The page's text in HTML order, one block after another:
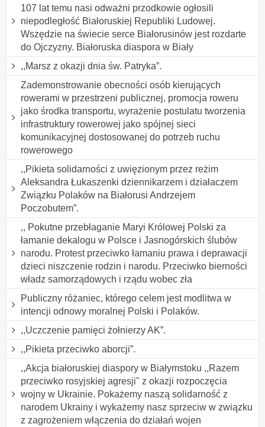
107 lat temu nasi odważni przodkowie ogłosili
niepodległość Białoruskiej Republiki Ludowej.
Wszędzie na świecie serce Białorusinów jest rozdarte
do Ojczyzny. Białoruska diaspora w Biały
,,Marsz z okazji dnia św. Patryka”.
Zademonstrowanie obecności osób kierujących
rowerami w przestrzeni publicznej, promocja roweru
jako środka transportu, wyrażenie postulatu tworzenia
infrastruktury rowerowej jako spójnej sieci
komunikacyjnej dostosowanej do potrzeb ruchu
rowerowego
,,Pikieta solidarności z uwięzionym przez reżim
Aleksandra Łukaszenki dziennikarzem i działaczem
Związku Polaków na Białorusi Andrzejem
Poczobutem”.
,, Pokutne przebłaganie Maryi Królowej Polski za
łamanie dekalogu w Polsce i Jasnogórskich ślubów
narodu. Protest przeciwko łamaniu prawa i deprawacji
dzieci niszczenie rodzin i narodu. Przeciwko bierności
władz samorządowych i rządu wobec zła
Publiczny różaniec, którego celem jest modlitwa w
intencji odnowy moralnej Polski i Polaków.
,,Uczczenie pamięci żołnierzy AK”.
,,Pikieta przeciwko aborcji”.
,,Akcja białoruskiej diaspory w Białymstoku ,,Razem
przeciwko rosyjskiej agresji" z okazji rozpoczęcia
wojny w Ukrainie. Pokażemy naszą solidarność z
narodem Ukrainy i wykażemy nasz sprzeciw w związku
z zagrożeniem włączenia do działań wojen